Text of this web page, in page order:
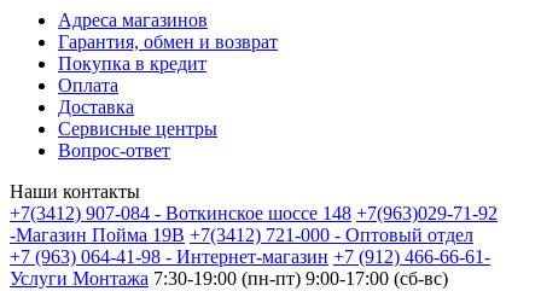
Адреса магазинов
Гарантия, обмен и возврат
Покупка в кредит
Оплата
Доставка
Сервисные центры
Вопрос-ответ
Наши контакты
+7(3412) 907-084 - Воткинское шоссе 148 +7(963)029-71-92
-Магазин Пойма 19В +7(3412) 721-000 - Оптовый отдел
+7 (963) 064-41-98 - Интернет-магазин +7 (912) 466-66-61-
Услуги Монтажа 7:30-19:00 (пн-пт) 9:00-17:00 (сб-вс)